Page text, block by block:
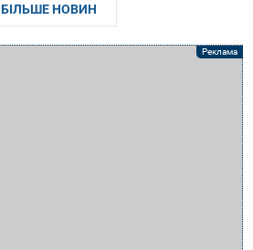
БІЛЬШЕ НОВИН